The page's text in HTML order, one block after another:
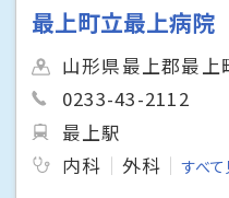
最上町立最上病院
山形県最上郡最
0233-43-2112
最上駅
内科
外科 すべて